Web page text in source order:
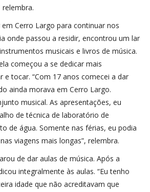
relembra.
Cerro Largo para continuar nos
onde passou a residir, encontrou um lar
musicais e livros de música.
começou a se dedicar mais
e tocar. “Com 17 anos comecei a dar
ainda morava em Cerro Largo.
musical. As apresentações, eu
de técnica de laboratório de
de água. Somente nas férias, eu podia
viagens mais longas”, relembra.
de dar aulas de música. Após a
integralmente às aulas. “Eu tenho
idade que não acreditavam que